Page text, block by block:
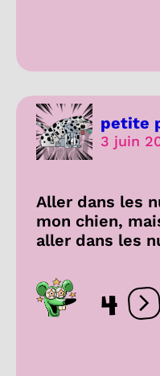
petite
3 juin
Aller dans les
mon chien,
aller dans les
4